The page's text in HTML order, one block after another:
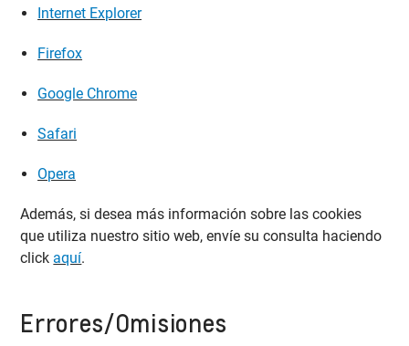
Internet Explorer
Firefox
Google Chrome
Safari
Opera
Además, si desea más información sobre las cookies
que utiliza nuestro sitio web, envíe su consulta haciendo
click aquí.
Errores/Omisiones